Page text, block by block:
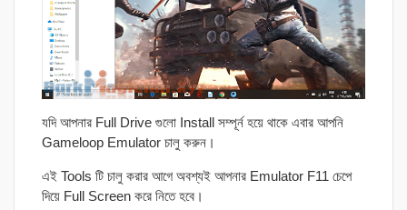
যদি আপনার Full Drive গুলো Install সম্পূর্ন হয়ে থাকে এবার আপনি
Gameloop Emulator চালু করুন।
এই Tools টি চালু করার আগে অবশ্যই আপনার Emulator F11 চেপে
দিয়ে Full Screen করে নিতে হবে।